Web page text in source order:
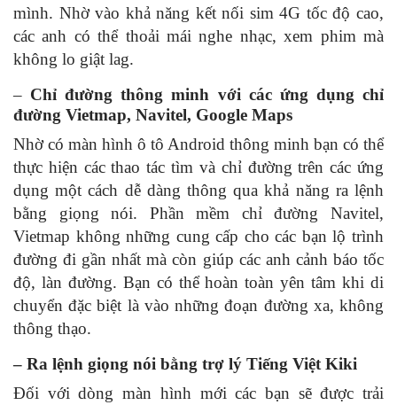
mình. Nhờ vào khả năng kết nối sim 4G tốc độ cao,
các anh có thể thoải mái nghe nhạc, xem phim mà
không lo giật lag.
– Chỉ đường thông minh với các ứng dụng chỉ
đường Vietmap, Navitel, Google Maps
Nhờ có màn hình ô tô Android thông minh bạn có thể
thực hiện các thao tác tìm và chỉ đường trên các ứng
dụng một cách dễ dàng thông qua khả năng ra lệnh
bằng giọng nói. Phần mềm chỉ đường Navitel,
Vietmap không những cung cấp cho các bạn lộ trình
đường đi gần nhất mà còn giúp các anh cảnh báo tốc
độ, làn đường. Bạn có thể hoàn toàn yên tâm khi di
chuyển đặc biệt là vào những đoạn đường xa, không
thông thạo.
– Ra lệnh giọng nói bằng trợ lý Tiếng Việt Kiki
Đối với dòng màn hình mới các bạn sẽ được trải